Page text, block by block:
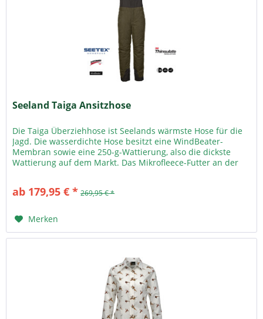
Seeland Taiga Ansitzhose
Die Taiga Überziehhose ist Seelands wärmste Hose für die
Jagd. Die wasserdichte Hose besitzt eine WindBeater-
Membran sowie eine 250-g-Wattierung, also die dickste
Wattierung auf dem Markt. Das Mikrofleece-Futter an der
ab 179,95 € * 269,95 € *
Merken